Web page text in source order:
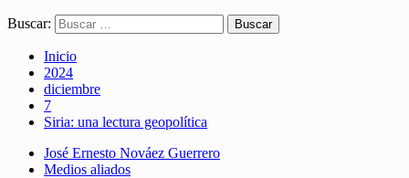
Buscar:
Inicio
2024
diciembre
7
Siria: una lectura geopolítica
José Ernesto Nováez Guerrero
Medios aliados